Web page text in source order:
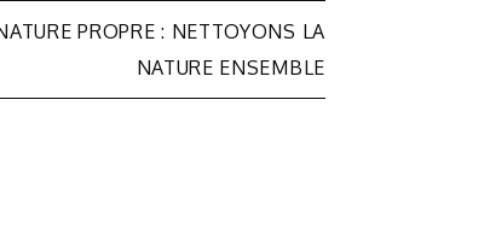
PROPRE : NETTOYONS LA
NATURE ENSEMBLE